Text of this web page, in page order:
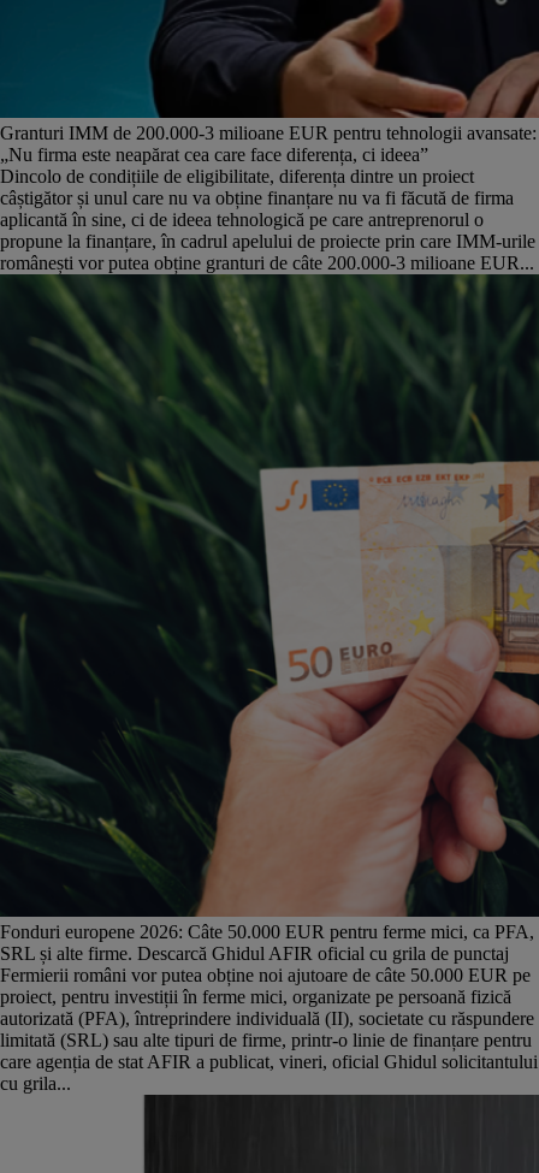
Granturi IMM de 200.000-3 milioane EUR pentru tehnologii avansate:
„Nu firma este neapărat cea care face diferența, ci ideea”
Dincolo de condițiile de eligibilitate, diferența dintre un proiect
câștigător și unul care nu va obține finanțare nu va fi făcută de firma
aplicantă în sine, ci de ideea tehnologică pe care antreprenorul o
propune la finanțare, în cadrul apelului de proiecte prin care IMM-urile
românești vor putea obține granturi de câte 200.000-3 milioane EUR...
Fonduri europene 2026: Câte 50.000 EUR pentru ferme mici, ca PFA,
SRL și alte firme. Descarcă Ghidul AFIR oficial cu grila de punctaj
Fermierii români vor putea obține noi ajutoare de câte 50.000 EUR pe
proiect, pentru investiții în ferme mici, organizate pe persoană fizică
autorizată (PFA), întreprindere individuală (II), societate cu răspundere
limitată (SRL) sau alte tipuri de firme, printr-o linie de finanțare pentru
care agenția de stat AFIR a publicat, vineri, oficial Ghidul solicitantului
cu grila...